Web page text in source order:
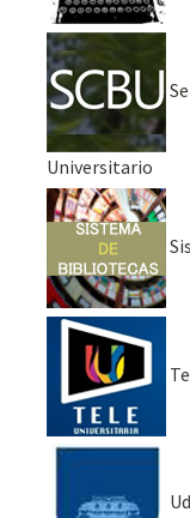
Universitario